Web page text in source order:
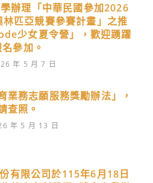
辦理「中華民國參加2026
匹亞競賽參賽計畫」之推
少女夏令營」，歡迎踴躍
參加。
年 5 月 7 日
業務志願服務獎勵辦法」，
查照。
年 5 月 13 日
有限公司於115年6月18日